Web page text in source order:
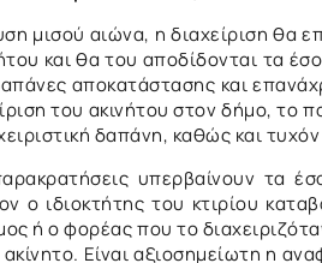
μισού αιώνα, η διαχείριση θα
και θα του αποδίδονται τα
αποκατάστασης και
του ακινήτου στον δήμο,
δαπάνη, καθώς και
υπερβαίνουν τα
ο ιδιοκτήτης του κτιρίου
ή ο φορέας που το
Είναι αξιοσημείωτη η